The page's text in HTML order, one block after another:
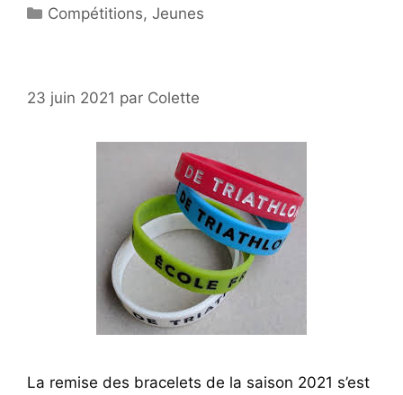
Catégories
Compétitions,Jeunes
23 juin 2021 par Colette
La remise des bracelets de la saison 2021 s’est